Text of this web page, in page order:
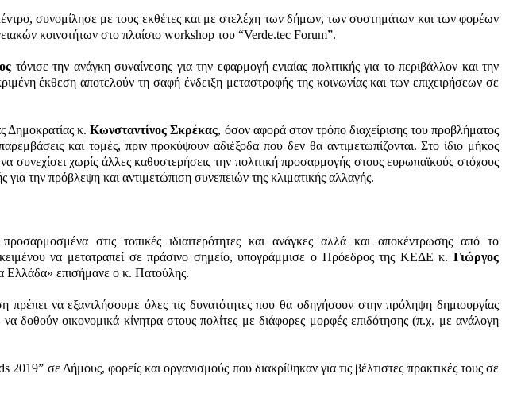
συνομίλησε με τους εκθέτες και με στελέχη των δήμων, των συστημάτων και των φορέων
κοινοτήτων στο πλαίσιο workshop του “Verde.tec Forum”.
τόνισε την ανάγκη συναίνεσης για την εφαρμογή ενιαίας πολιτικής για το περιβάλλον και την
έκθεση αποτελούν τη σαφή ένδειξη μεταστροφής της κοινωνίας και των επιχειρήσεων σε
Δημοκρατίας κ.Κωνσταντίνος Σκρέκας, όσον αφορά στον τρόπο διαχείρισης του προβλήματος
και τομές, πριν προκύψουν αδιέξοδα που δεν θα αντιμετωπίζονται. Στο ίδιο μήκος
συνεχίσει χωρίς άλλες καθυστερήσεις την πολιτική προσαρμογής στους ευρωπαϊκούς στόχους
την πρόβλεψη και αντιμετώπιση συνεπειών της κλιματικής αλλαγής.
στις τοπικές ιδιαιτερότητες και ανάγκες αλλά και αποκέντρωσης από το
να μετατραπεί σε πράσινο σημείο, υπογράμμισε ο Πρόεδρος της ΚΕΔΕ κ. Γιώργος
Ελλάδα» επισήμανε ο κ. Πατούλης.
να εξαντλήσουμε όλες τις δυνατότητες που θα οδηγήσουν στην πρόληψη δημιουργίας
δοθούν οικονομικά κίνητρα στους πολίτες με διάφορες μορφές επιδότησης (π.χ. με ανάλογη
σε Δήμους, φορείς και οργανισμούς που διακρίθηκαν για τις βέλτιστες πρακτικές τους σε